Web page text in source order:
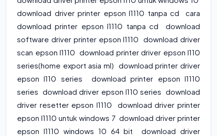
download driver printer epson l1110 tanpa cd cara
download printer epson l1110 tanpa cd download
software driver printer epson l1110 download driver
scan epson l1110 download printer driver epson l110
series(home export asia ml) download printer driver
epson l110 series download printer epson l1110
series download driver epson l110 series download
driver resetter epson l1110 download driver printer
epson l1110 untuk windows 7 download driver printer
epson l1110 windows 10 64 bit download driver